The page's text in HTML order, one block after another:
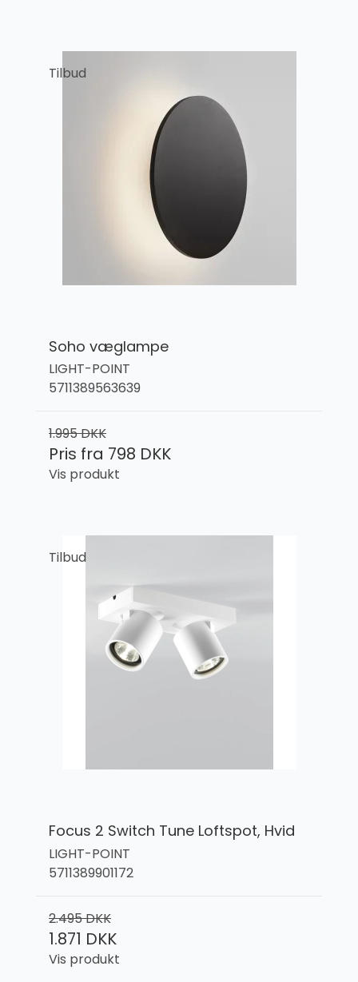
Tilbud
Soho væglampe
LIGHT-POINT
5711389563639
1.995 DKK
Pris fra 798 DKK
Vis produkt
Tilbud
Focus 2 Switch Tune Loftspot, Hvid
LIGHT-POINT
5711389901172
2.495 DKK
1.871 DKK
Vis produkt